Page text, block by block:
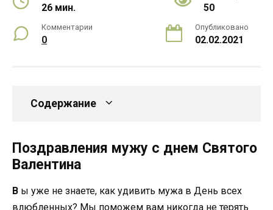
26 мин. 50
Комментарии
0
Опубликовано
02.02.2021
Содержание
Поздравления мужу с днем Святого
Валентина
В ы уже не знаете, как удивить мужа в День всех
влюбленных? Мы поможем вам никогда не терять